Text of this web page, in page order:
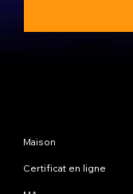
Maison
Certificat en ligne